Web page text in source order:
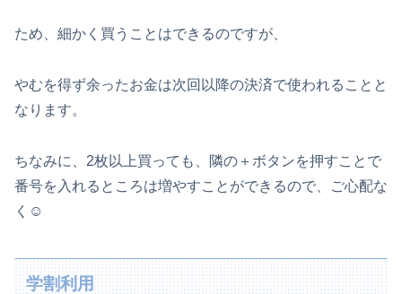
ため、細かく買うことはできるのですが、
やむを得ず余ったお金は次回以降の決済で使われることと
なります。
ちなみに、2枚以上買っても、隣の＋ボタンを押すことで
番号を入れるところは増やすことができるので、ご心配な
く☺️
学割利用